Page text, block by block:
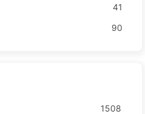
41
90
1508